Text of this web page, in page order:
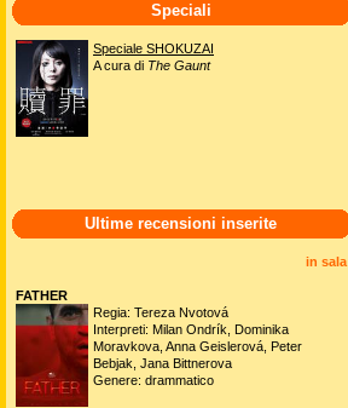
Speciali
Speciale SHOKUZAI
A cura di The Gaunt
Ultime recensioni inserite
in sala
FATHER
Regia: Tereza Nvotová
Interpreti: Milan Ondrík, Dominika
Moravkova, Anna Geislerová, Peter
Bebjak, Jana Bittnerova
Genere: drammatico